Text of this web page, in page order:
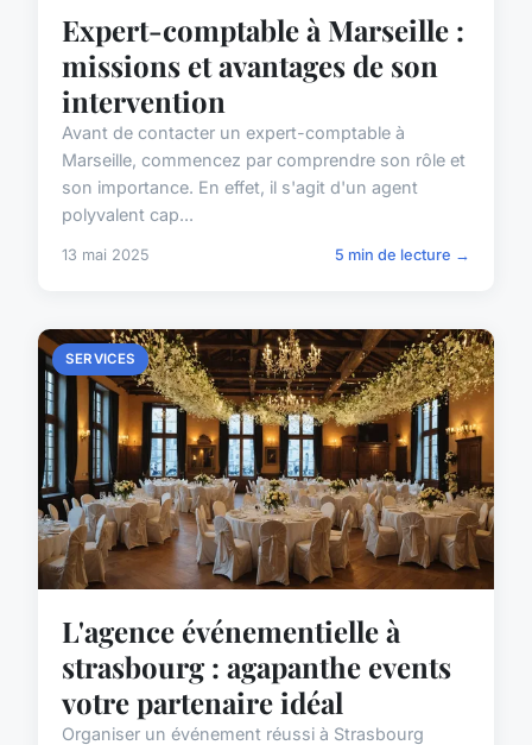
Expert-comptable à Marseille :
missions et avantages de son
intervention
Avant de contacter un expert-comptable à
Marseille, commencez par comprendre son rôle et
son importance. En effet, il s'agit d'un agent
polyvalent cap...
13 mai 2025 5 min de lecture →
SERVICES
L'agence événementielle à
strasbourg : agapanthe events
votre partenaire idéal
Organiser un événement réussi à Strasbourg